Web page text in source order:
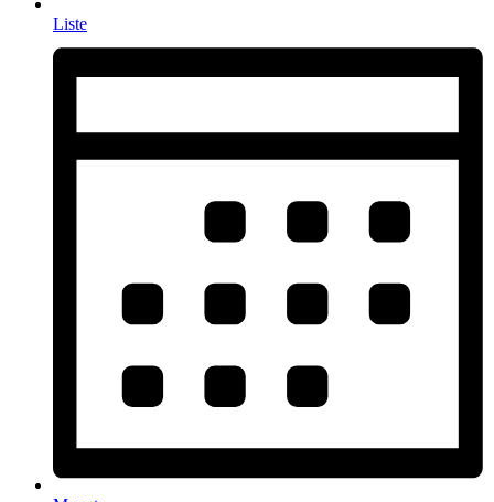
Liste